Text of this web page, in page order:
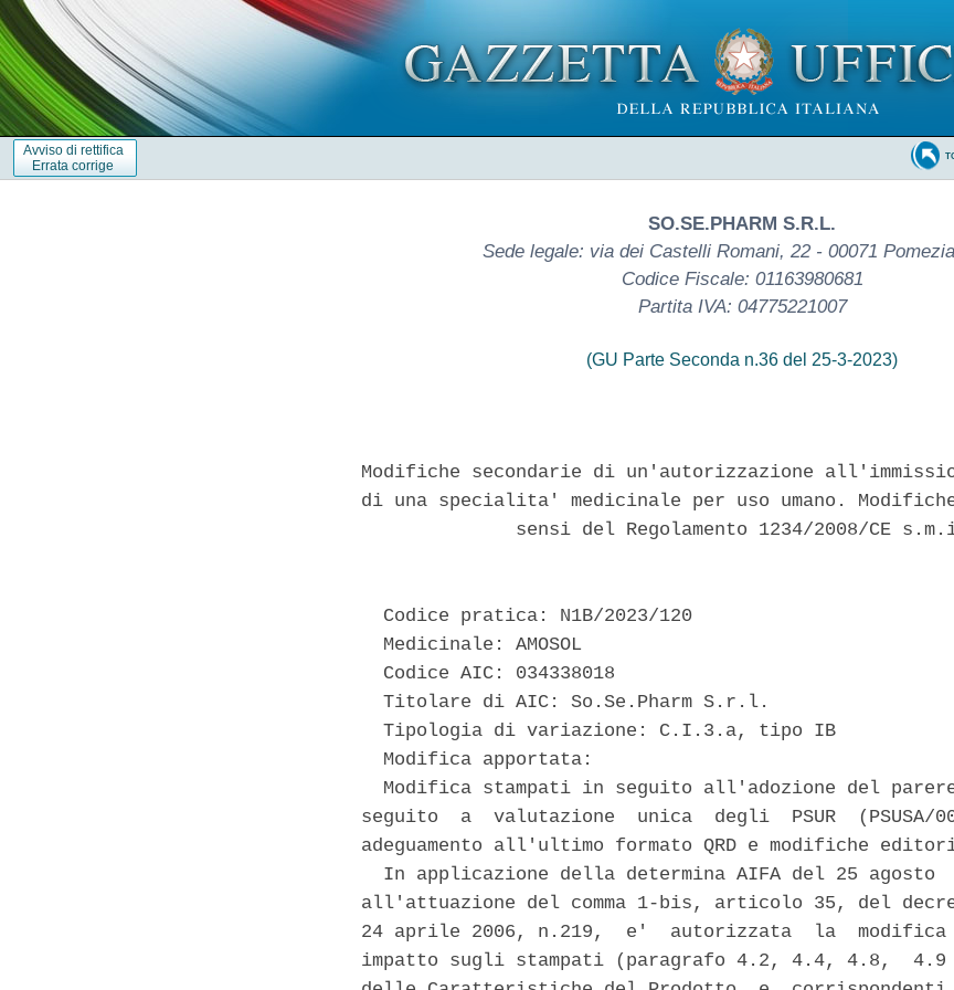
Avviso di rettifica
Errata corrige
SO.SE.PHARM S.R.L.
Sede legale: via dei Castelli Romani, 22 - 00071
Codice Fiscale: 01163980681
Partita IVA: 04775221007
(GU Parte Seconda n.36 del 25-3-2023)
Modifiche secondarie di un'autorizzazione
di una specialita' medicinale per uso umano.
sensi del Regolamento 1234/2008/CE
  Codice pratica: N1B/2023/120
  Medicinale: AMOSOL
  Codice AIC: 034338018
  Titolare di AIC: So.Se.Pharm S.r.l.
  Tipologia di variazione: C.I.3.a, tipo IB
  Modifica apportata:
Modifica stampati in seguito all'adozione del
seguito  a  valutazione  unica  degli  PSUR  (PSUSA/
adeguamento all'ultimo formato QRD e modifiche
In applicazione della determina AIFA del 25 agosto
all'attuazione del comma 1-bis, articolo 35, del
24 aprile 2006, n.219,  e'  autorizzata  la
impatto sugli stampati (paragrafo 4.2, 4.4, 4.8,  4.9